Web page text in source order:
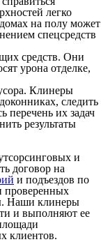
легко
на полу может
спецсредств
средств. Они
урона отделке,
Клинеры
следить
перечень их задач
результаты
и
договор на
и подъездов по
проверенных
Наши клинеры
и выполняют ее
клиентов.